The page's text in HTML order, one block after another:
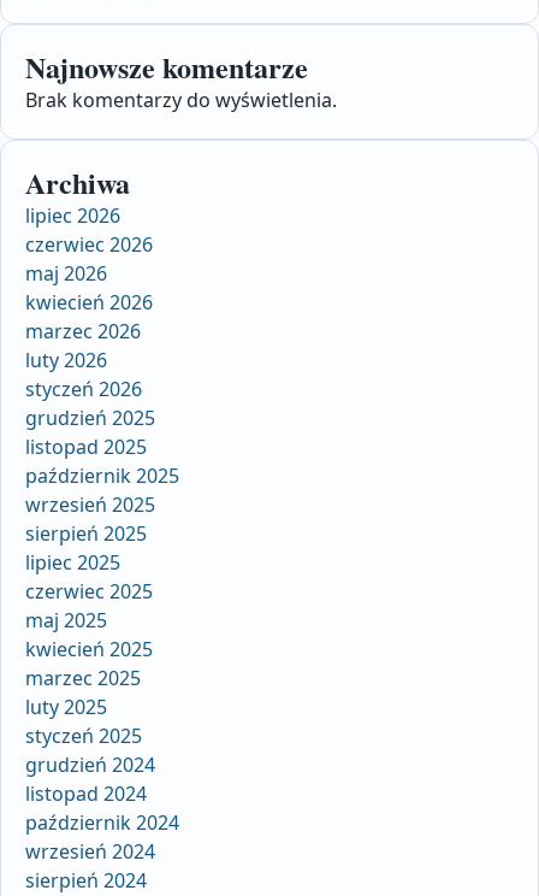
Najnowsze komentarze
Brak komentarzy do wyświetlenia.
Archiwa
lipiec 2026
czerwiec 2026
maj 2026
kwiecień 2026
marzec 2026
luty 2026
styczeń 2026
grudzień 2025
listopad 2025
październik 2025
wrzesień 2025
sierpień 2025
lipiec 2025
czerwiec 2025
maj 2025
kwiecień 2025
marzec 2025
luty 2025
styczeń 2025
grudzień 2024
listopad 2024
październik 2024
wrzesień 2024
sierpień 2024